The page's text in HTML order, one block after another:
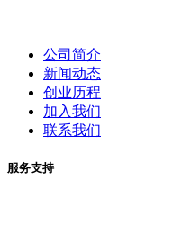
公司简介
新闻动态
创业历程
加入我们
联系我们
服务支持